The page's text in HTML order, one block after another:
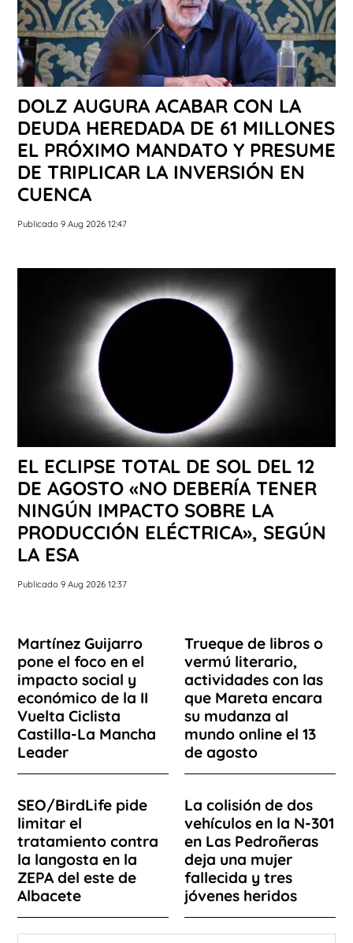
DOLZ AUGURA ACABAR CON LA
DEUDA HEREDADA DE 61 MILLONES
EL PRÓXIMO MANDATO Y PRESUME
DE TRIPLICAR LA INVERSIÓN EN
CUENCA
Publicado 9 Aug 2026 12:47
EL ECLIPSE TOTAL DE SOL DEL 12
DE AGOSTO «NO DEBERÍA TENER
NINGÚN IMPACTO SOBRE LA
PRODUCCIÓN ELÉCTRICA», SEGÚN
LA ESA
Publicado 9 Aug 2026 12:37
Martínez Guijarro
pone el foco en el
impacto social y
económico de la II
Vuelta Ciclista
Castilla-La Mancha
Leader
Trueque de libros o
vermú literario,
actividades con las
que Mareta encara
su mudanza al
mundo online el 13
de agosto
SEO/BirdLife pide
limitar el
tratamiento contra
la langosta en la
ZEPA del este de
Albacete
La colisión de dos
vehículos en la N-301
en Las Pedroñeras
deja una mujer
fallecida y tres
jóvenes heridos